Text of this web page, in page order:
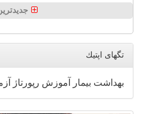
تگهای اپتیك
بهداشت بیمار آموزش رپورتاژ